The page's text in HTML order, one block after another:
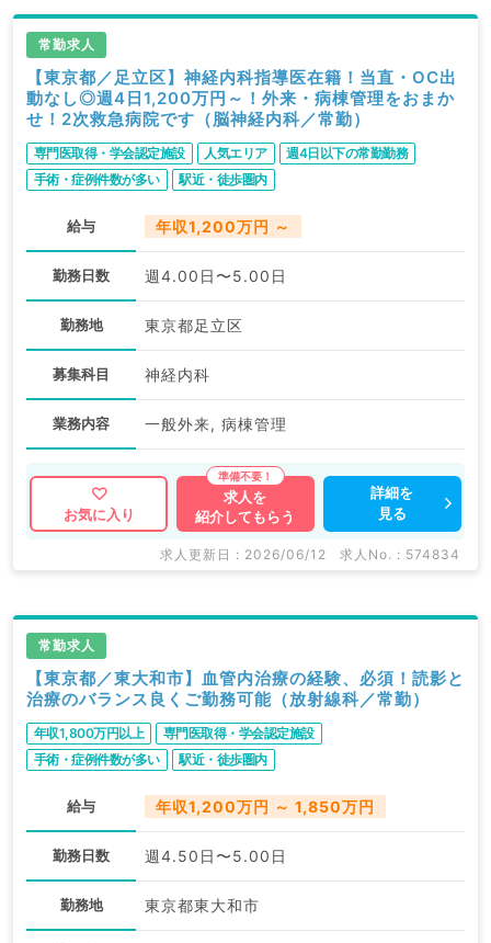
常勤求人
【東京都／足立区】神経内科指導医在籍！当直・OC出
動なし◎週4日1,200万円～！外来・病棟管理をおまか
せ！2次救急病院です（脳神経内科／常勤）
専門医取得・学会認定施設 人気エリア
週4日以下の常勤勤務
手術・症例件数が多い
駅近・徒歩圏内
給与 年収1,200万円 ～
勤務日数 週4.00日〜5.00日
勤務地 東京都足立区
募集科目 神経内科
業務内容 一般外来, 病棟管理
お気に入り
求人を
紹介してもらう
詳細を
見る
求人更新日 : 2026/06/12 求人No. : 574834
常勤求人
【東京都／東大和市】血管内治療の経験、必須！読影と
治療のバランス良くご勤務可能（放射線科／常勤）
年収1,800万円以上
専門医取得・学会認定施設
手術・症例件数が多い
駅近・徒歩圏内
給与 年収1,200万円 ～ 1,850万円
勤務日数 週4.50日〜5.00日
勤務地 東京都東大和市